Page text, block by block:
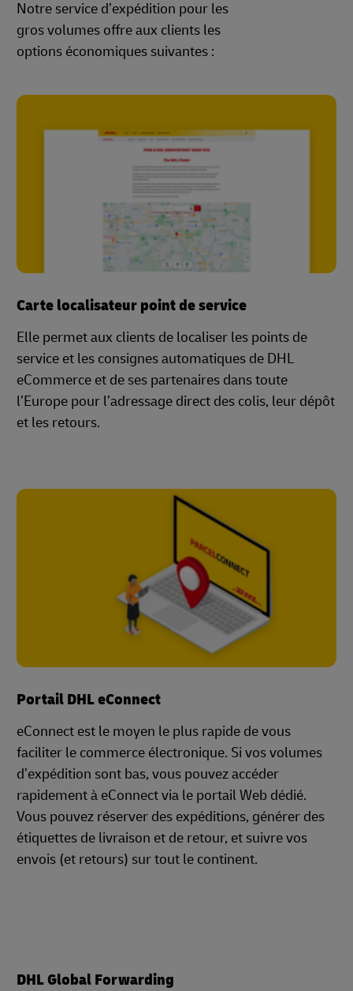
Notre service d’expédition pour les
gros volumes offre aux clients les
options économiques suivantes :
Carte localisateur point de service
Elle permet aux clients de localiser les points de
service et les consignes automatiques de DHL
eCommerce et de ses partenaires dans toute
l’Europe pour l’adressage direct des colis, leur dépôt
et les retours.
Portail DHL eConnect
eConnect est le moyen le plus rapide de vous
faciliter le commerce électronique. Si vos volumes
d’expédition sont bas, vous pouvez accéder
rapidement à eConnect via le portail Web dédié.
Vous pouvez réserver des expéditions, générer des
étiquettes de livraison et de retour, et suivre vos
envois (et retours) sur tout le continent.
DHL Global Forwarding